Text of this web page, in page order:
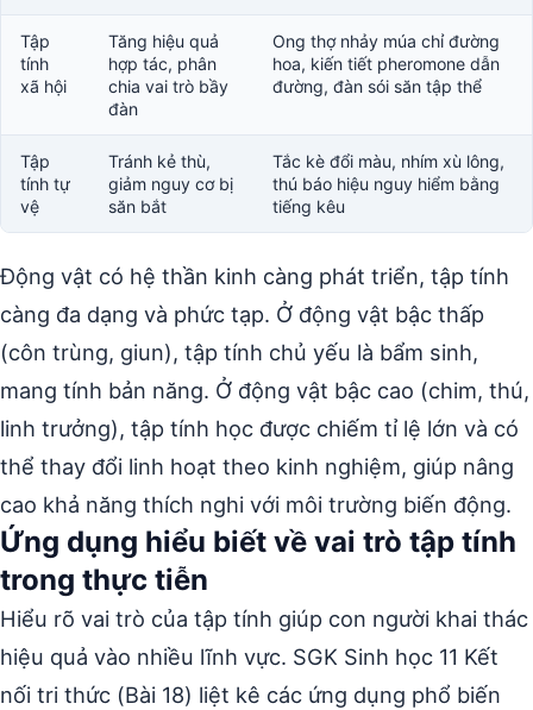
Tập
tính
xã hội
Tăng hiệu quả
hợp tác, phân
chia vai trò bầy
đàn
Ong thợ nhảy múa chỉ đường
hoa, kiến tiết pheromone dẫn
đường, đàn sói săn tập thể
Tập
tính tự
vệ
Tránh kẻ thù,
giảm nguy cơ bị
săn bắt
Tắc kè đổi màu, nhím xù lông,
thú báo hiệu nguy hiểm bằng
tiếng kêu
Động vật có hệ thần kinh càng phát triển, tập tính
càng đa dạng và phức tạp. Ở động vật bậc thấp
(côn trùng, giun), tập tính chủ yếu là bẩm sinh,
mang tính bản năng. Ở động vật bậc cao (chim, thú,
linh trưởng), tập tính học được chiếm tỉ lệ lớn và có
thể thay đổi linh hoạt theo kinh nghiệm, giúp nâng
cao khả năng thích nghi với môi trường biến động.
Ứng dụng hiểu biết về vai trò tập tính
trong thực tiễn
Hiểu rõ vai trò của tập tính giúp con người khai thác
hiệu quả vào nhiều lĩnh vực. SGK Sinh học 11 Kết
nối tri thức (Bài 18) liệt kê các ứng dụng phổ biến